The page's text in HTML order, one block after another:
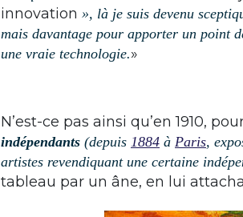
innovation », là je suis devenu
mais davantage pour apporter un point
une vraie technologie.»
N’est-ce pas ainsi qu’en 1910,
indépendants (depuis 1884 à Paris,
artistes revendiquant une certaine
tableau par un âne, en lui